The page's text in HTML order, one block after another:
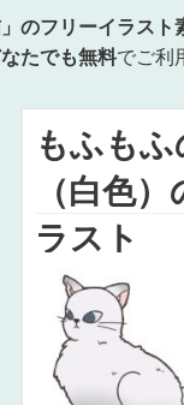
」のフリーイラス
たでも無料でご利
もふもふ
（白色）
ラスト